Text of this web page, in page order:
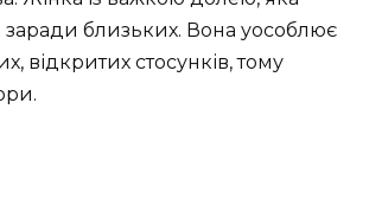
близьких. Вона уособлює
відкритих стосунків, тому